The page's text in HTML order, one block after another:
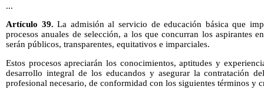
...
Artículo 39.La admisión al servicio de educación básica que
procesos anuales de selección, a los que concurran los aspirantes
serán públicos, transparentes, equitativos e imparciales.
Estos procesos apreciarán los conocimientos, aptitudes y
desarrollo integral de los educandos y asegurar la contratación
profesional necesario, de conformidad con los siguientes términos y